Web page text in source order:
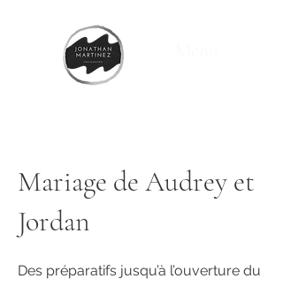
Mariage de Audrey et
Jordan
Des préparatifs jusqu’à l’ouverture du